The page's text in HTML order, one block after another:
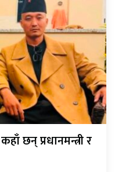
छन् प्रधानमन्त्री र